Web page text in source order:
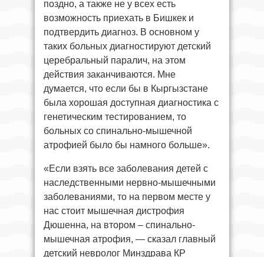
поздно, а также не у всех есть
возможность приехать в Бишкек и
подтвердить диагноз. В основном у
таких больных диагностируют детский
церебральный паралич, на этом
действия заканчиваются. Мне
думается, что если бы в Кыргызстане
была хорошая доступная диагностика с
генетическим тестированием, то
больных со спинально-мышечной
атрофией было бы намного больше».
«Если взять все заболевания детей с
наследственными нервно-мышечными
заболеваниями, то на первом месте у
нас стоит мышечная дистрофия
Дюшенна, на втором – спинально-
мышечная атрофия, — сказал главный
детский невролог Минздрава КР